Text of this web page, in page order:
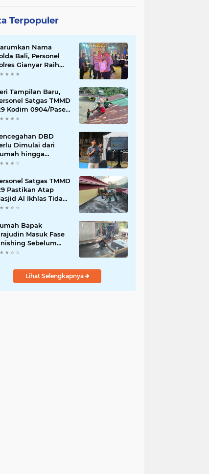
Terpopuler
Nama
Bali, Personel
Gianyar Raih
Tampilan Baru,
Satgas TMMD
Kodim 0904/Paser
Atap Rumah
DBD
Dimulai dari
hingga
Sekolah
Satgas TMMD
Pastikan Atap
Al Ikhlas Tidak
Lagi
Bapak
Masuk Fase
Sebelum
Lihat Selengkapnya